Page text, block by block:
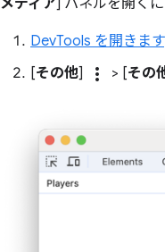
メディア] パネルを開く
DevTools を開きます
[その他] more_vert > [その